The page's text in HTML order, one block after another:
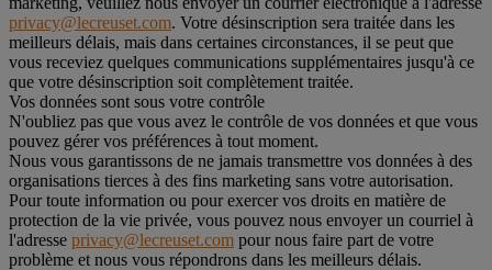
privacy@lecreuset.com. Votre désinscription sera traitée dans les
meilleurs délais, mais dans certaines circonstances, il se peut que
vous receviez quelques communications supplémentaires jusqu'à ce
que votre désinscription soit complètement traitée.
Vos données sont sous votre contrôle
N'oubliez pas que vous avez le contrôle de vos données et que vous
pouvez gérer vos préférences à tout moment.
Nous vous garantissons de ne jamais transmettre vos données à des
organisations tierces à des fins marketing sans votre autorisation.
Pour toute information ou pour exercer vos droits en matière de
protection de la vie privée, vous pouvez nous envoyer un courriel à
l'adresse privacy@lecreuset.com pour nous faire part de votre
problème et nous vous répondrons dans les meilleurs délais.